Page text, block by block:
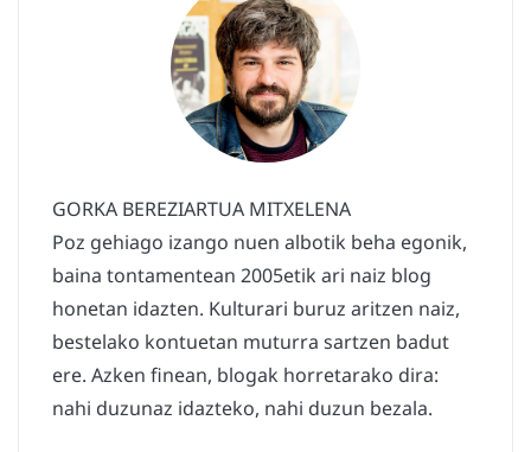
GORKA BEREZIARTUA MITXELENA
Poz gehiago izango nuen albotik beha egonik,
baina tontamentean 2005etik ari naiz blog
honetan idazten. Kulturari buruz aritzen naiz,
bestelako kontuetan muturra sartzen badut
ere. Azken finean, blogak horretarako dira:
nahi duzunaz idazteko, nahi duzun bezala.